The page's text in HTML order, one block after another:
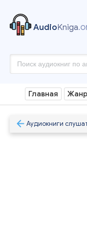
AudioKniga
Главная
Аудиокниги